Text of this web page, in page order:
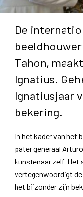
De
Tahon,
Ignatius.
Ignatiusjaar
bekering.
In het kader van het
pater generaal
kunstenaar zelf. Het
vertegenwoordigt de
het bijzonder zijn